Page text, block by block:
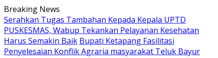
Langsung
ke
konten
Breaking News
Serahkan Tugas Tambahan Kepada Kepala UPTD
PUSKESMAS, Wabup Tekankan Pelayanan Kesehatan
Harus Semakin Baik Bupati Ketapang Fasilitasi
Penyelesaian Konflik Agraria masyarakat Teluk Bayur